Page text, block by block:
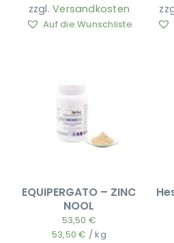
zzgl.Versandkosten
Auf die Wunschliste
EQUIPERGATO – ZINC
NOOL
53,50 €
53,50€ /kg